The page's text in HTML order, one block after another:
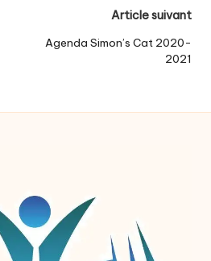
Article suivant
Agenda Simon’s Cat 2020-
2021